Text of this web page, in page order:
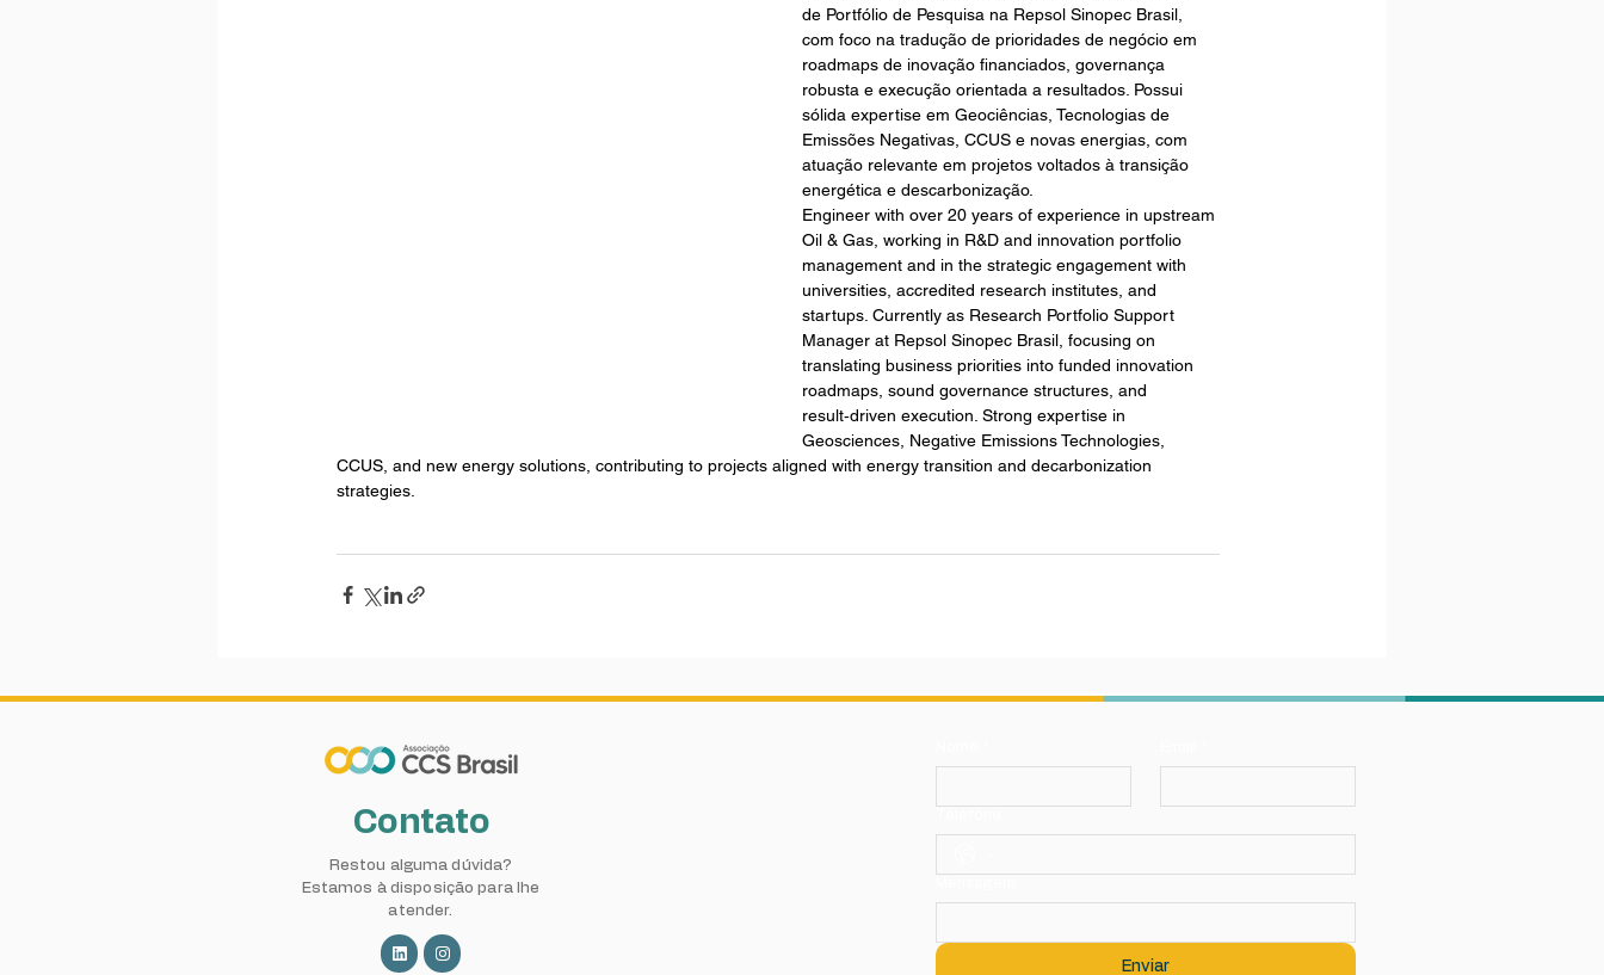
de Portfólio de Pesquisa na Repsol Sinopec Brasil,
com foco na tradução de prioridades de negócio em
roadmaps de inovação financiados, governança
robusta e execução orientada a resultados. Possui
sólida expertise em Geociências, Tecnologias de
Emissões Negativas, CCUS e novas energias, com
atuação relevante em projetos voltados à transição
energética e descarbonização.
Engineer with over 20 years of experience in upstream
Oil & Gas, working in R&D and innovation portfolio
management and in the strategic engagement with
universities, accredited research institutes, and
startups. Currently as Research Portfolio Support
Manager at Repsol Sinopec Brasil, focusing on
translating business priorities into funded innovation
roadmaps, sound governance structures, and
result‑driven execution. Strong expertise in
Geosciences, Negative Emissions Technologies,
CCUS, and new energy solutions, contributing to projects aligned with energy transition and decarbonization
strategies.
Contato
Restou alguma dúvida?
Estamos à disposição para lhe
atender.
Enviar